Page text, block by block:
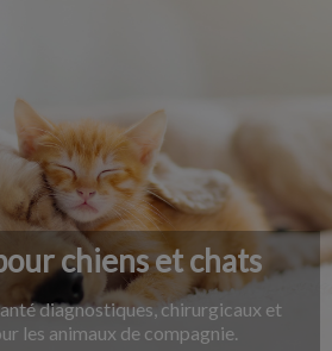
chiens et chats
diagnostiques, chirurgicaux et
les animaux de compagnie.